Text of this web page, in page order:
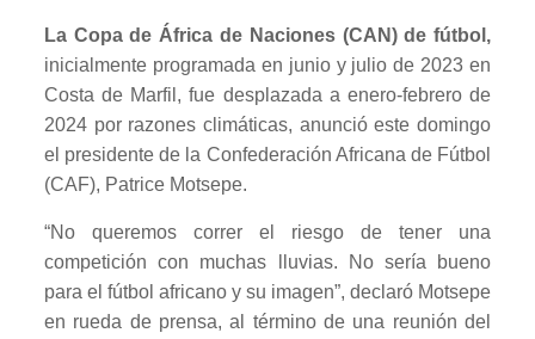
La Copa de África de Naciones (CAN) de fútbol,
inicialmente programada en junio y julio de 2023 en
Costa de Marfil, fue desplazada a enero-febrero de
2024 por razones climáticas, anunció este domingo
el presidente de la Confederación Africana de Fútbol
(CAF), Patrice Motsepe.
“No queremos correr el riesgo de tener una
competición con muchas lluvias. No sería bueno
para el fútbol africano y su imagen”, declaró Motsepe
en rueda de prensa, al término de una reunión del